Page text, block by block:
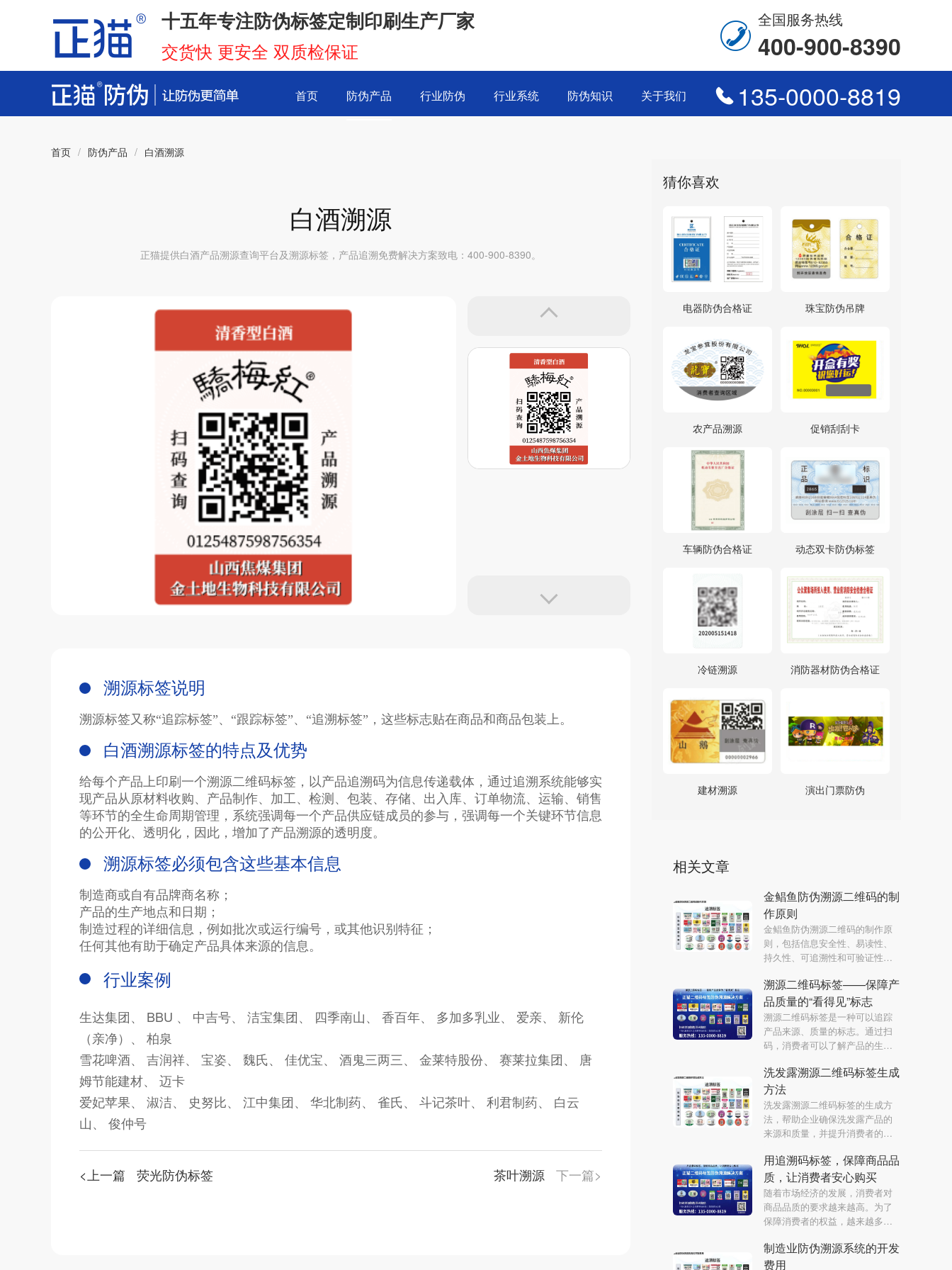
十五年专注防伪标签定制印刷生产厂家
交货快 更安全 双质检保证
全国服务热线
400-900-8390
首页 防伪产品 行业防伪 行业系统 防伪知识 关于我们 135-0000-8819
首页 / 防伪产品 / 白酒溯源
白酒溯源
正猫提供白酒产品溯源查询平台及溯源标签，产品追溯免费解决方案致电：400-900-8390。
溯源标签说明
溯源标签又称“追踪标签”、“跟踪标签”、“追溯标签”，这些标志贴在商品和商品包装上。
白酒溯源标签的特点及优势
给每个产品上印刷一个溯源二维码标签，以产品追溯码为信息传递载体，通过追溯系统能够实
现产品从原材料收购、产品制作、加工、检测、包装、存储、出入库、订单物流、运输、销售
等环节的全生命周期管理，系统强调每一个产品供应链成员的参与，强调每一个关键环节信息
的公开化、透明化，因此，增加了产品溯源的透明度。
溯源标签必须包含这些基本信息
制造商或自有品牌商名称；
产品的生产地点和日期；
制造过程的详细信息，例如批次或运行编号，或其他识别特征；
任何其他有助于确定产品具体来源的信息。
行业案例
生达集团、 BBU 、 中吉号、 洁宝集团、 四季南山、 香百年、 多加多乳业、 爱亲、 新伦
（亲净）、 柏泉
雪花啤酒、 吉润祥、 宝姿、 魏氏、 佳优宝、 酒鬼三两三、 金莱特股份、 赛莱拉集团、 唐
姆节能建材、 迈卡
爱妃苹果、 淑洁、 史努比、 江中集团、 华北制药、 雀氏、 斗记茶叶、 利君制药、 白云
山、 俊仲号
<上一篇 荧光防伪标签 茶叶溯源 下一篇>
猜你喜欢
电器防伪合格证 珠宝防伪吊牌
农产品溯源 促销刮刮卡
车辆防伪合格证 动态双卡防伪标签
冷链溯源 消防器材防伪合格证
建材溯源 演出门票防伪
相关文章
金鲳鱼防伪溯源二维码的制
作原则
金鲳鱼防伪溯源二维码的制作原
则，包括信息安全性、易读性、
持久性、可追溯性和可验证性等
供参考。
溯源二维码标签——保障产
品质量的“看得见”标志
溯源二维码标签是一种可以追踪
产品来源、质量的标志。通过扫
码，消费者可以了解产品的生产
成为企业保障产品质量的有力手
段，提升了消费者对产品的信任
度。
洗发露溯源二维码标签生成
方法
洗发露溯源二维码标签的生成方
法，帮助企业确保洗发露产品的
来源和质量，并提升消费者的信
用追溯码标签，保障商品品
质，让消费者安心购买
随着市场经济的发展，消费者对
商品品质的要求越来越高。为了
保障消费者的权益，越来越多的
保商品的真实性和品质，满足消
费者的需求。
制造业防伪溯源系统的开发
费用